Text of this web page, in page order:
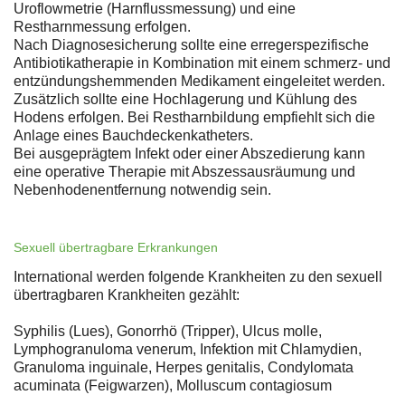
Uroflowmetrie (Harnflussmessung) und eine
Restharnmessung erfolgen.
Nach Diagnosesicherung sollte eine erregerspezifische
Antibiotikatherapie in Kombination mit einem schmerz- und
entzündungshemmenden Medikament eingeleitet werden.
Zusätzlich sollte eine Hochlagerung und Kühlung des
Hodens erfolgen. Bei Restharnbildung empfiehlt sich die
Anlage eines Bauchdeckenkatheters.
Bei ausgeprägtem Infekt oder einer Abszedierung kann
eine operative Therapie mit Abszessausräumung und
Nebenhodenentfernung notwendig sein.
Sexuell übertragbare Erkrankungen
International werden folgende Krankheiten zu den sexuell
übertragbaren Krankheiten gezählt:
Syphilis (Lues), Gonorrhö (Tripper), Ulcus molle,
Lymphogranuloma venerum, Infektion mit Chlamydien,
Granuloma inguinale, Herpes genitalis, Condylomata
acuminata (Feigwarzen), Molluscum contagiosum